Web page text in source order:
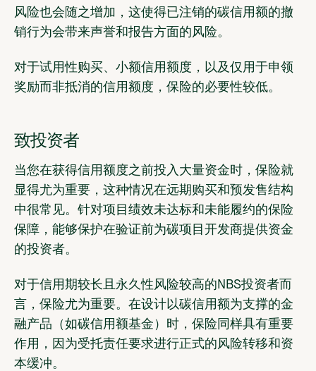
风险也会随之增加，这使得已注销的碳信用额的撤
销行为会带来声誉和报告方面的风险。
对于试用性购买、小额信用额度，以及仅用于申领
奖励而非抵消的信用额度，保险的必要性较低。
致投资者
当您在获得信用额度之前投入大量资金时，保险就
显得尤为重要，这种情况在远期购买和预发售结构
中很常见。针对项目绩效未达标和未能履约的保险
保障，能够保护在验证前为碳项目开发商提供资金
的投资者。
对于信用期较长且永久性风险较高的NBS投资者而
言，保险尤为重要。在设计以碳信用额为支撑的金
融产品（如碳信用额基金）时，保险同样具有重要
作用，因为受托责任要求进行正式的风险转移和资
本缓冲。